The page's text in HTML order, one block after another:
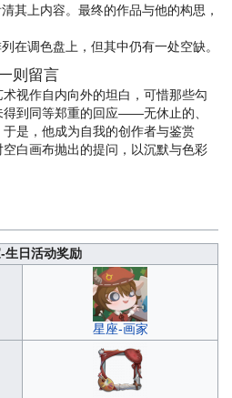
其上内容。最终的作品与他的构思，
调色盘上，但其中仍有一处空缺。
则留言
视作自内向外的坦白，可惜那些勾
到同等郑重的回应——无休止的、
是，他成为自我的创作者与鉴赏
白画布抛出的提问，以沉默与色彩
生日活动奖励
星座-画家